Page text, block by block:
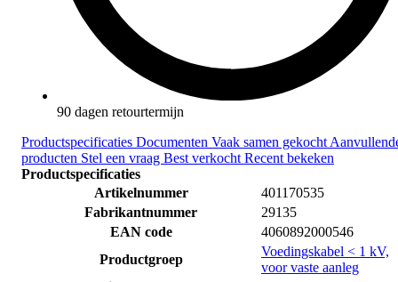
90 dagen retourtermijn
Productspecificaties Documenten Vaak samen gekocht
producten Stel een vraag Best verkocht Recent bekeken
Productspecificaties
Artikelnummer
401170535
Fabrikantnummer
29135
EAN code
4060892000546
Productgroep
Voedingskabel < 1 kV,
voor vaste aanleg